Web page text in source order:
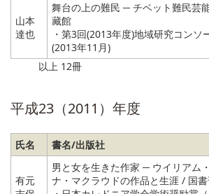
山本
達也
舞台の上の難民 ─ チベット難民芸
藏館
・第3回(2013年度)地域研究コンソ
(2013年11月)
以上 12冊
平成23（2011）年度
氏名 書名/出版社
有元
男と女を生きた作家 ─ ウイリアム
ナ・マクラウドの作品と生涯 / 国